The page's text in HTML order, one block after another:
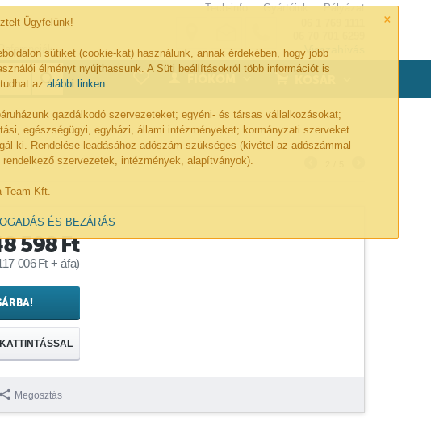
×
Ügyfelünk!
sütiket (cookie-kat) használunk, annak érdekében, hogy jobb
élményt nyújthassunk. A Süti beállításokról több információt is
azalábbi linken.
gazdálkodó szervezeteket; egyéni- és társas vállalkozásokat;
egészségügyi, egyházi, állami intézményeket; kormányzati szerveket
ki. Rendelése leadásához adószám szükséges (kivétel az adószámmal
rendelkező szervezetek, intézmények, alapítványok).
Team Kft.
ÉS BEZÁRÁS
Tech-info Gyártóink Pályázat
Visszahívás
0
598Ft
006Ft + áfa)
Megosztás